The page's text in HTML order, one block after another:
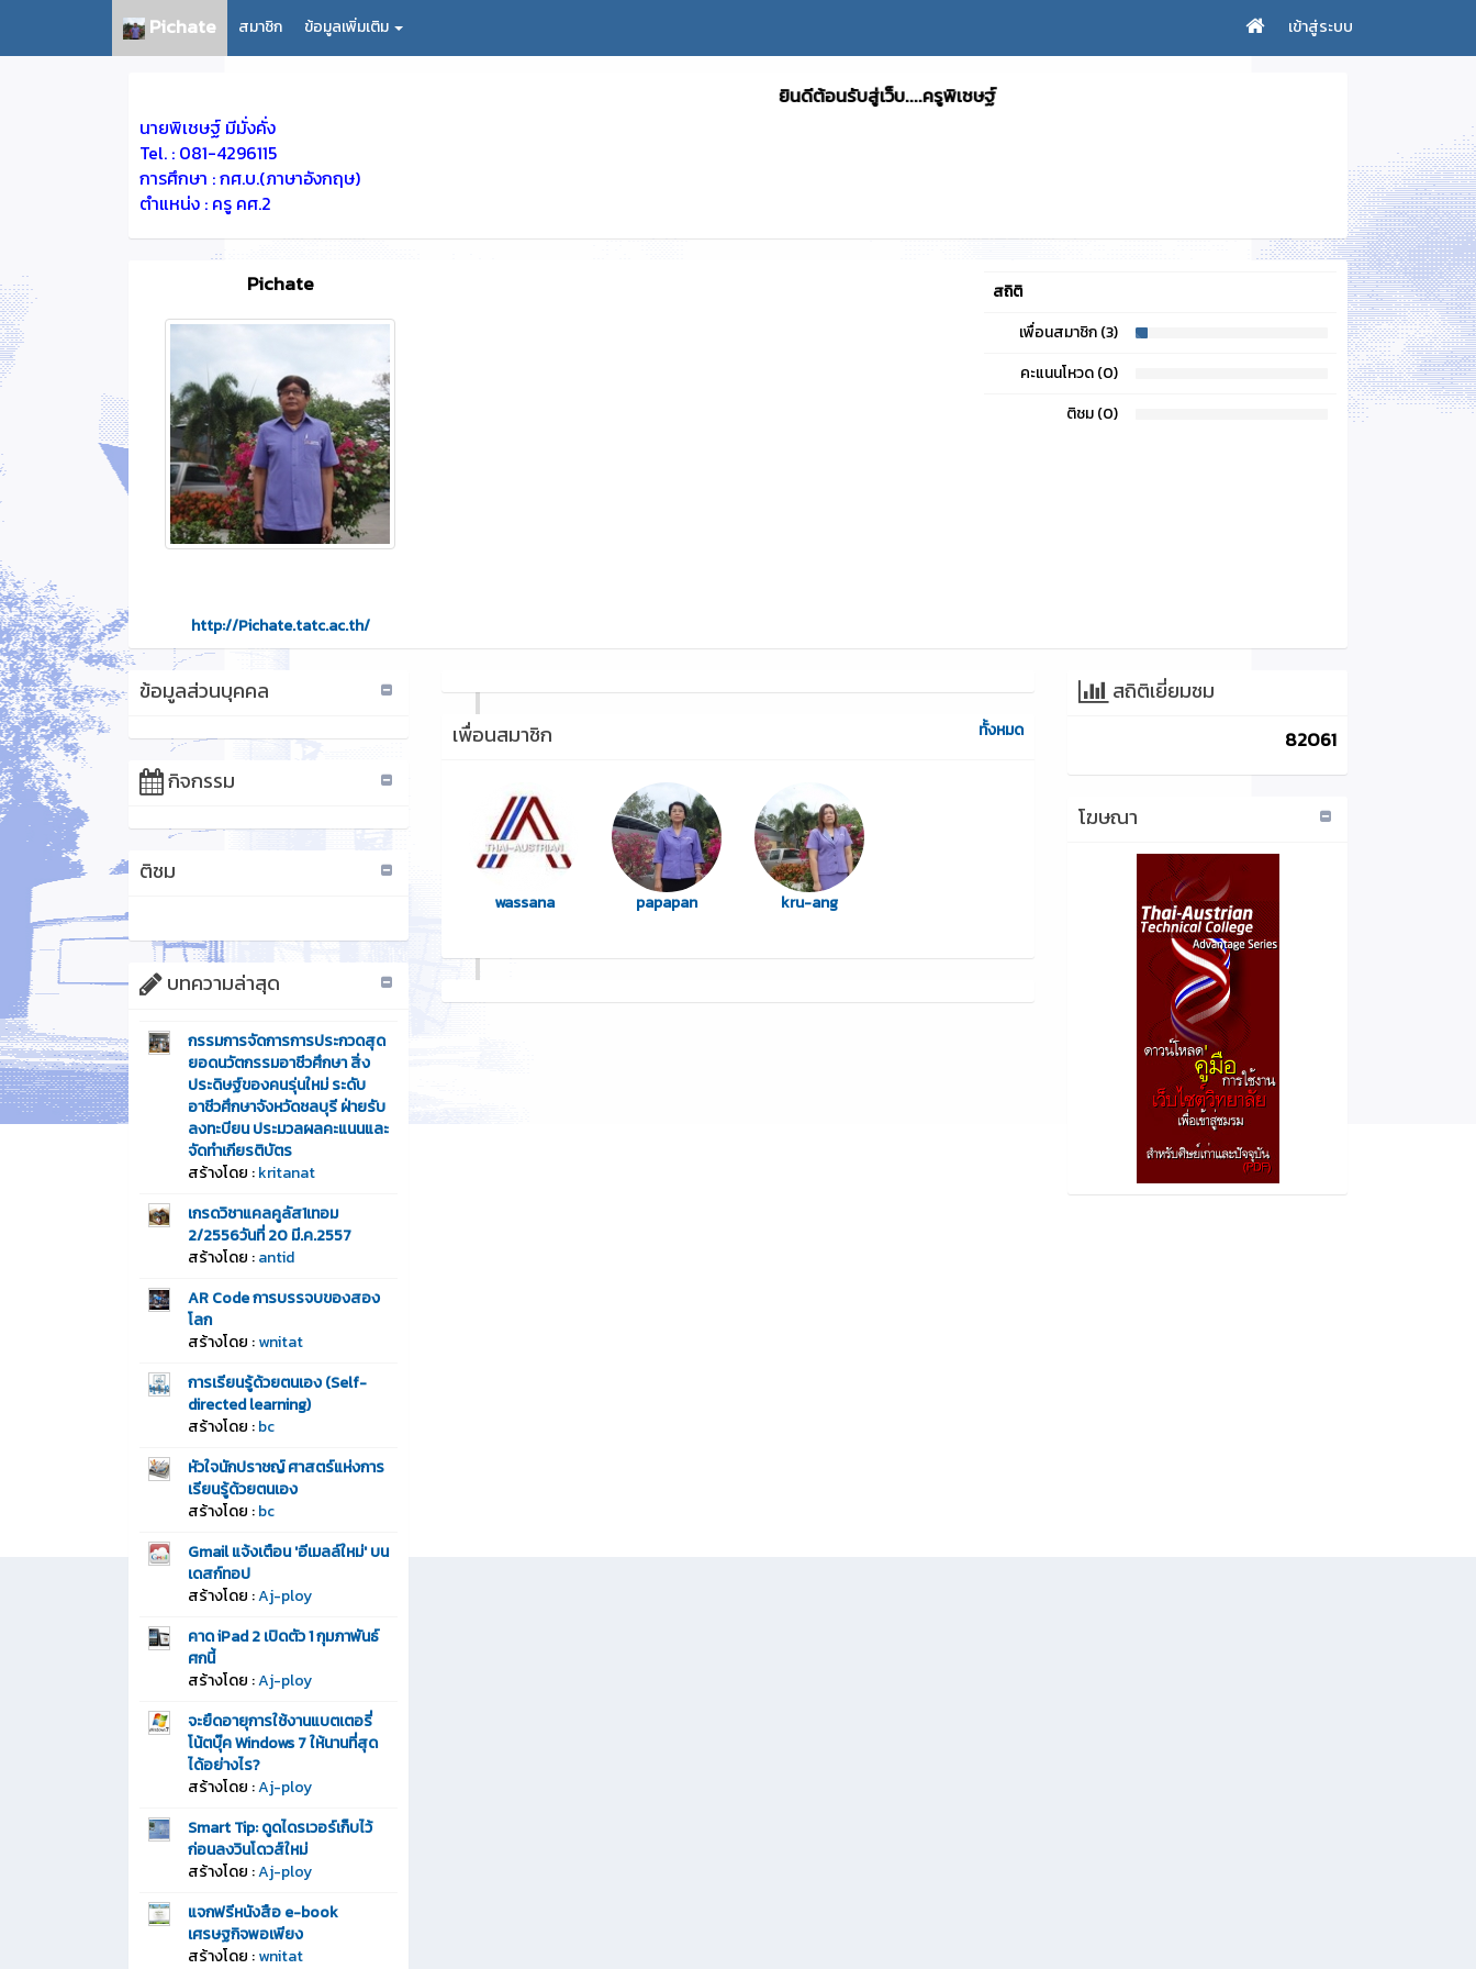
Pichate สมาชิก ข้อมูลเพิ่มเติม เข้าสู่ระบบ
ยินดีต้อนรับสู่เว็บ....ครูพิเชษฐ์
นายพิเชษฐ์ มีมั่งคั่ง
Tel. : 081-4296115
การศึกษา : กศ.บ.(ภาษาอังกฤษ)
ตำแหน่ง : ครู คศ.2
Pichate
http://Pichate.tatc.ac.th/
สถิติ
เพื่อนสมาชิก (3)
6
คะแนนโหวด (0)
ติชม (0)
ข้อมูลส่วนบุคคล
กิจกรรม
ติชม
บทความล่าสุด
กรรมการจัดการการประกวดสุด
ยอดนวัตกรรมอาชีวศึกษา สิ่ง
ประดิษฐ์ของคนรุ่นใหม่ ระดับ
อาชีวศึกษาจังหวัดชลบุรี ฝ่ายรับ
ลงทะบียน ประมวลผลคะแนนและ
จัดทำเกียรติบัตร
สร้างโดย :kritanat
เกรดวิชาแคลคูลัส1เทอม
2/2556วันที่ 20 มี.ค.2557
สร้างโดย :antid
AR Code การบรรจบของสอง
โลก
สร้างโดย :wnitat
การเรียนรู้ด้วยตนเอง (Self-
directed learning)
สร้างโดย :bc
หัวใจนักปราชญ์ ศาสตร์แห่งการ
เรียนรู้ด้วยตนเอง
สร้างโดย :bc
Gmail แจ้งเตือน 'อีเมลล์ใหม่' บน
เดสก์ทอป
สร้างโดย :Aj-ploy
คาด iPad 2 เปิดตัว 1 กุมภาพันธ์
ศกนี้
สร้างโดย :Aj-ploy
จะยืดอายุการใช้งานแบตเตอรี่
โน้ตบุ๊ค Windows 7 ให้นานที่สุด
ได้อย่างไร?
สร้างโดย :Aj-ploy
Smart Tip: ดูดไดรเวอร์เก็บไว้
ก่อนลงวินโดวส์ใหม่
สร้างโดย :Aj-ploy
แจกฟรีหนังสือ e-book
เศรษฐกิจพอเพียง
สร้างโดย :wnitat
เพื่อนสมาชิก ทั้งหมด
wassana papapan kru-ang
สถิติเยี่ยมชม
82061
โฆษณา